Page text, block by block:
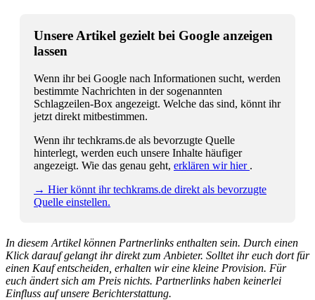
Unsere Artikel gezielt bei Google anzeigen
lassen
Wenn ihr bei Google nach Informationen sucht, werden
bestimmte Nachrichten in der sogenannten
Schlagzeilen-Box angezeigt. Welche das sind, könnt ihr
jetzt direkt mitbestimmen.
Wenn ihr techkrams.de als bevorzugte Quelle
hinterlegt, werden euch unsere Inhalte häufiger
angezeigt. Wie das genau geht, erklären wir hier .
→ Hier könnt ihr techkrams.de direkt als bevorzugte
Quelle einstellen.
In diesem Artikel können Partnerlinks enthalten sein. Durch einen
Klick darauf gelangt ihr direkt zum Anbieter. Solltet ihr euch dort für
einen Kauf entscheiden, erhalten wir eine kleine Provision. Für
euch ändert sich am Preis nichts. Partnerlinks haben keinerlei
Einfluss auf unsere Berichterstattung.